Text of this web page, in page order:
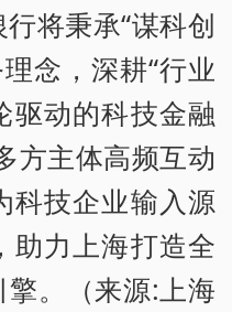
将秉承“谋科创
念，深耕“行业
驱动的科技金融
方主体高频互动
科技企业输入源
助力上海打造全
。（来源:上海